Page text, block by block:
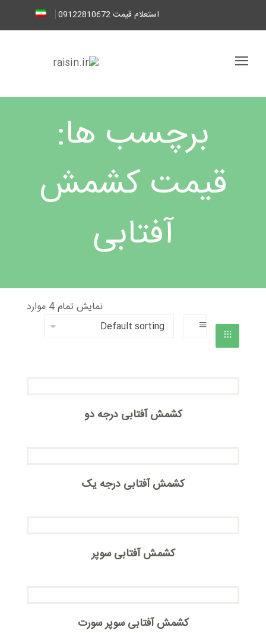
استعلام قیمت 09122810672
برچسب ها:
قیمت کشمش
آفتابی
نمایش تمام 4 موارد
کشمش آفتابی درجه دو
کشمش آفتابی درجه یک
کشمش آفتابی سوپر
کشمش آفتابی سوپر سورت